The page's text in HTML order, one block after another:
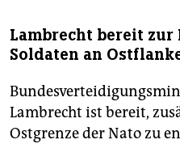
Lambrecht bereit
Soldaten an
Lambrecht ist bereit,
Ostgrenze der Nato zu